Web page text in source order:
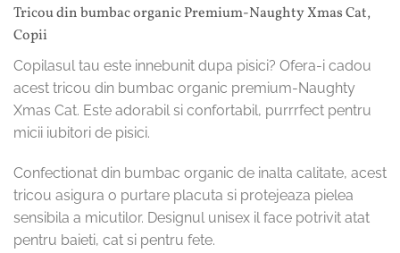
Tricou din bumbac organic Premium-Naughty Xmas Cat,
Copii
Copilasul tau este innebunit dupa pisici? Ofera-i cadou
acest tricou din bumbac organic premium-Naughty
Xmas Cat. Este adorabil si confortabil, purrrfect pentru
micii iubitori de pisici.
Confectionat din bumbac organic de inalta calitate, acest
tricou asigura o purtare placuta si protejeaza pielea
sensibila a micutilor. Designul unisex il face potrivit atat
pentru baieti, cat si pentru fete.